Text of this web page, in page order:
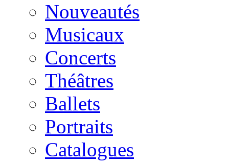
Nouveautés
Musicaux
Concerts
Théâtres
Ballets
Portraits
Catalogues